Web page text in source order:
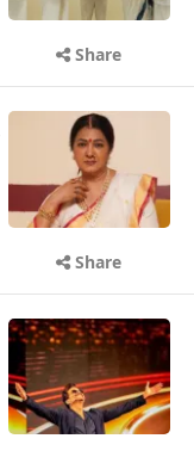
Share
Share